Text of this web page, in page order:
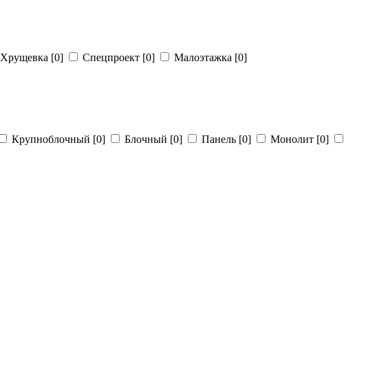
Хрущевка [0] Спецпроект [0] Малоэтажка [0]
Крупноблочный [0] Блочный [0] Панель [0] Монолит [0]